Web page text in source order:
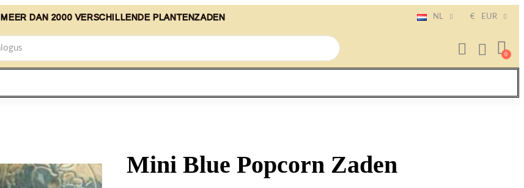
MEER DAN 2000 VERSCHILLENDE PLANTENZADEN NL € EUR
Mini Blue Popcorn Zaden